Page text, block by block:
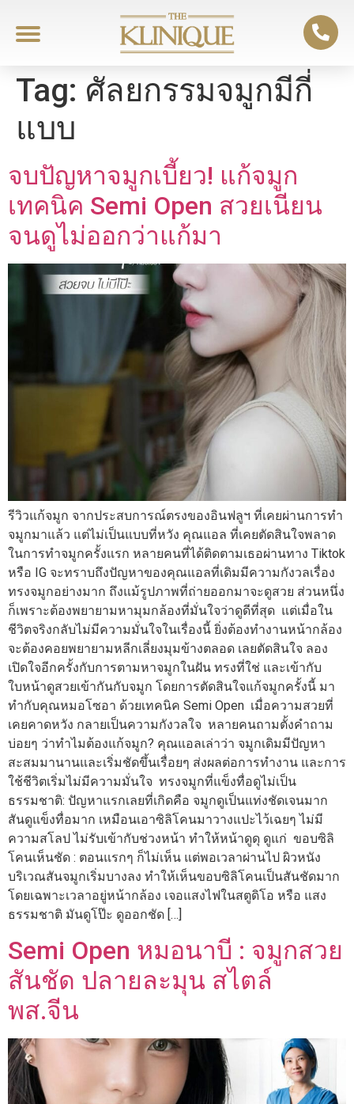
Tag: ศัลยกรรมจมูกมีกี่
แบบ
จบปัญหาจมูกเบี้ยว! แก้จมูก
เทคนิค Semi Open สวยเนียน
จนดูไม่ออกว่าแก้มา
รีวิวแก้จมูก จากประสบการณ์ตรงของอินฟลูฯ ที่เคยผ่านการทำ
จมูกมาแล้ว แต่ไม่เป็นแบบที่หวัง คุณแอล ที่เคยตัดสินใจพลาด
ในการทำจมูกครั้งแรก หลายคนที่ได้ติดตามเธอผ่านทาง Tiktok
หรือ IG จะทราบถึงปัญหาของคุณแอลที่เดิมมีความกังวลเรื่อง
ทรงจมูกอย่างมาก ถึงแม้รูปภาพที่ถ่ายออกมาจะดูสวย ส่วนหนึ่ง
ก็เพราะต้องพยายามหามุมกล้องที่มั่นใจว่าดูดีที่สุด แต่เมื่อใน
ชีวิตจริงกลับไม่มีความมั่นใจในเรื่องนี้ ยิ่งต้องทำงานหน้ากล้อง
จะต้องคอยพยายามหลีกเลี่ยงมุมข้างตลอด เลยตัดสินใจ ลอง
เปิดใจอีกครั้งกับการตามหาจมูกในฝัน ทรงที่ใช่ และเข้ากับ
ใบหน้าดูสวยเข้ากันกับจมูก โดยการตัดสินใจแก้จมูกครั้งนี้ มา
ทำกับคุณหมอโซอา ด้วยเทคนิค Semi Open เมื่อความสวยที่
เคยคาดหวัง กลายเป็นความกังวลใจ หลายคนถามตั้งคำถาม
บ่อยๆ ว่าทำไมต้องแก้จมูก? คุณแอลเล่าว่า จมูกเดิมมีปัญหา
สะสมมานานและเริ่มชัดขึ้นเรื่อยๆ ส่งผลต่อการทำงาน และการ
ใช้ชีวิตเริ่มไม่มีความมั่นใจ ทรงจมูกที่แข็งทื่อดูไม่เป็น
ธรรมชาติ: ปัญหาแรกเลยที่เกิดคือ จมูกดูเป็นแท่งชัดเจนมาก
สันดูแข็งทื่อมาก เหมือนเอาซิลิโคนมาวางแปะไว้เฉยๆ ไม่มี
ความสโลป ไม่รับเข้ากับช่วงหน้า ทำให้หน้าดูดุ ดูแก่ ขอบซิลิ
โคนเห็นชัด : ตอนแรกๆ ก็ไม่เห็น แต่พอเวลาผ่านไป ผิวหนัง
บริเวณสันจมูกเริ่มบางลง ทำให้เห็นขอบซิลิโคนเป็นสันชัดมาก
โดยเฉพาะเวลาอยู่หน้ากล้อง เจอแสงไฟในสตูดิโอ หรือ แสง
ธรรมชาติ มันดูโป๊ะ ดูออกชัด […]
Semi Open หมอนาบี : จมูกสวย
สันชัด ปลายละมุน สไตล์
พส.จีน